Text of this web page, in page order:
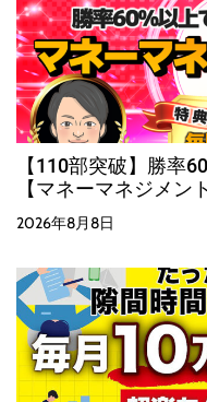
【110部突破】勝率
【マネーマネジメン
2026年8月8日